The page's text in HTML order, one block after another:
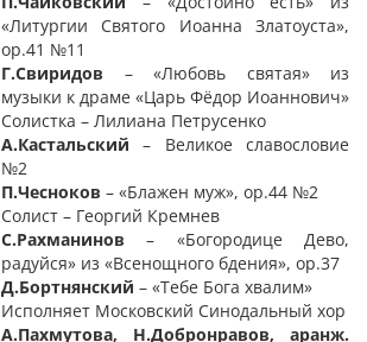
«Литургии Святого Иоанна Златоуста»,
ор.41 №11
Г.Свиридов – «Любовь святая» из
музыки к драме «Царь Фёдор Иоаннович»
Солистка – Лилиана Петрусенко
А.Кастальский – Великое славословие
№2
П.Чесноков – «Блажен муж», ор.44 №2
Солист – Георгий Кремнев
С.Рахманинов – «Богородице Дево,
радуйся» из «Всенощного бдения», ор.37
Д.Бортнянский – «Тебе Бога хвалим»
Исполняет Московский Синодальный хор
А.Пахмутова, Н.Добронравов, аранж.